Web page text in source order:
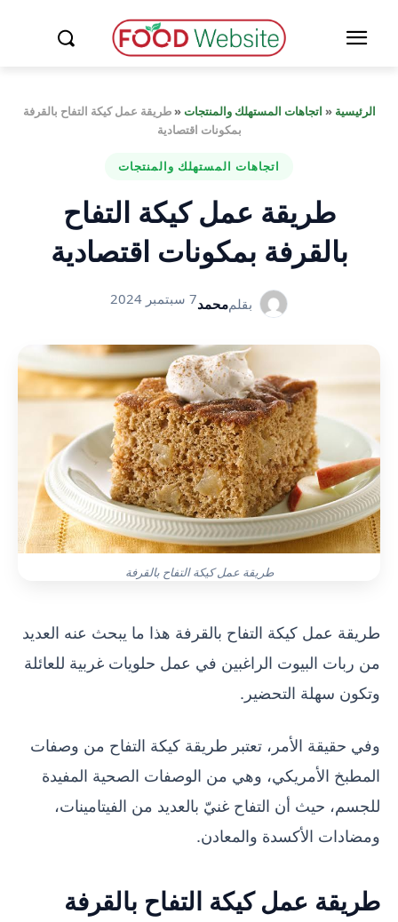
الرئيسية « اتجاهات المستهلك والمنتجات«طريقة عمل كيكة التفاح بالقرفة
بمكونات اقتصادية
اتجاهات المستهلك والمنتجات
طريقة عمل كيكة التفاح
بالقرفة بمكونات اقتصادية
بقلممحمد7 سبتمبر 2024
طريقة عمل كيكة التفاح بالقرفة
طريقة عمل كيكة التفاح بالقرفة هذا ما يبحث عنه العديد
من ربات البيوت الراغبين في عمل حلويات غربية للعائلة
وتكون سهلة التحضير.
وفي حقيقة الأمر، تعتبر طريقة كيكة التفاح من وصفات
المطبخ الأمريكي، وهي من الوصفات الصحية المفيدة
للجسم، حيث أن التفاح غنيّ بالعديد من الفيتامينات،
ومضادات الأكسدة والمعادن.
طريقة عمل كيكة التفاح بالقرفة